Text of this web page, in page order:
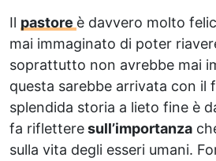
Il pastore è davvero molto
mai immaginato di poter
soprattutto non avrebbe mai
questa sarebbe arrivata con il
splendida storia a lieto fine è
fa rifletteresull’importanza
sulla vita degli esseri umani.